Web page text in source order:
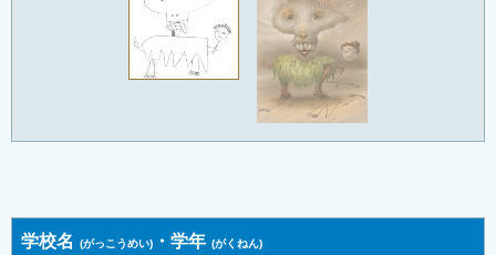
学校名 ・学年